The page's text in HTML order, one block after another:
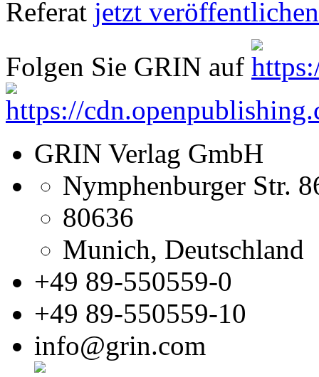
Referat jetzt
Folgen Sie GRIN auf
GRIN Verlag GmbH
Nymphenburger Str.
80636
Munich, Deutschland
+49 89-550559-0
+49 89-550559-10
info@grin.com